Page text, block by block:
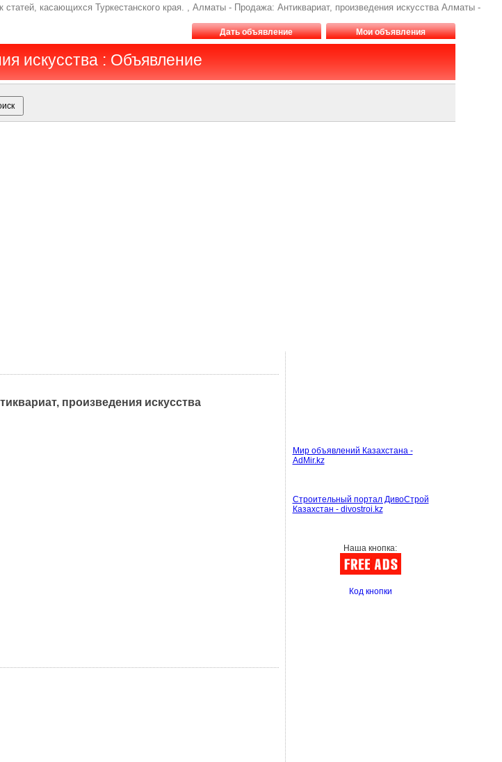
касающихся Туркестанского края. , Алматы - Продажа: Антиквариат, произведения искусства Алматы -
Дать объявление Мои объявления
искусства : Объявление
произведения искусства
Мир объявлений Казахстана -
AdMir.kz
Строительный портал ДивоСтрой
Казахстан - divostroi.kz
Наша кнопка:
Код кнопки